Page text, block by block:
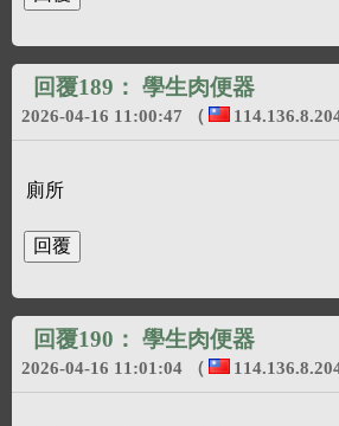
回覆189： 學生肉便器
2026-04-16 11:00:47 （
廁所
回覆190： 學生肉便器
2026-04-16 11:01:04 （